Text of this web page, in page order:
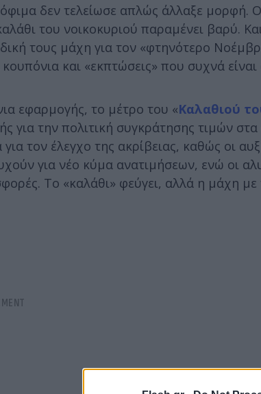
δεν τελείωσε απλώς άλλαξε μορφή.
του νοικοκυριού παραμένει βαρύ.
τους μάχη για τον «φτηνότερο
και «εκπτώσεις» που συχνά είναι
εφαρμογής, το μέτρο του «Καλαθιού
για την πολιτική συγκράτησης τιμών
τον έλεγχο της ακρίβειας, καθώς οι
για νέο κύμα ανατιμήσεων, ενώ οι
Το «καλάθι» φεύγει, αλλά η μάχη με